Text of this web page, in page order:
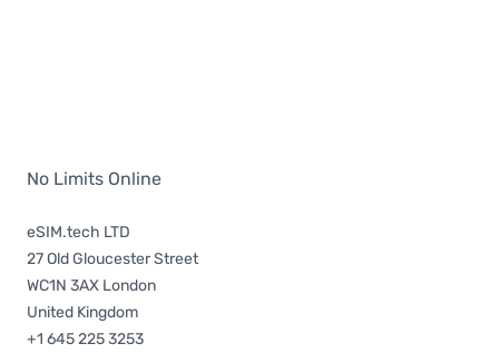
No Limits Online
eSIM.tech LTD
27 Old Gloucester Street
WC1N 3AX London
United Kingdom
+1 645 225 3253